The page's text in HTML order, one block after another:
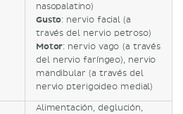
nasopalatino)
Gusto: nervio facial (a
través del nervio petroso)
Motor: nervio vago (a través
del nervio faríngeo), nervio
mandibular (a través del
nervio pterigoideo medial)
Alimentación, deglución,